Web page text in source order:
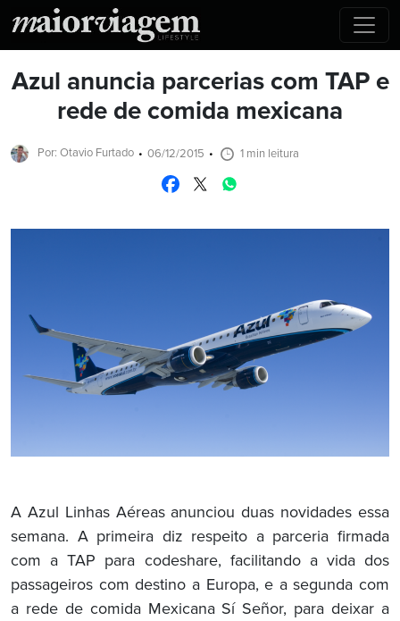
Azul anuncia parcerias com TAP e
rede de comida mexicana
Por: Otavio Furtado 06/12/2015 1 min leitura
A Azul Linhas Aéreas anunciou duas novidades essa
semana. A primeira diz respeito a parceria firmada
com a TAP para codeshare, facilitando a vida dos
passageiros com destino a Europa, e a segunda com
a rede de comida Mexicana Sí Señor, para deixar a